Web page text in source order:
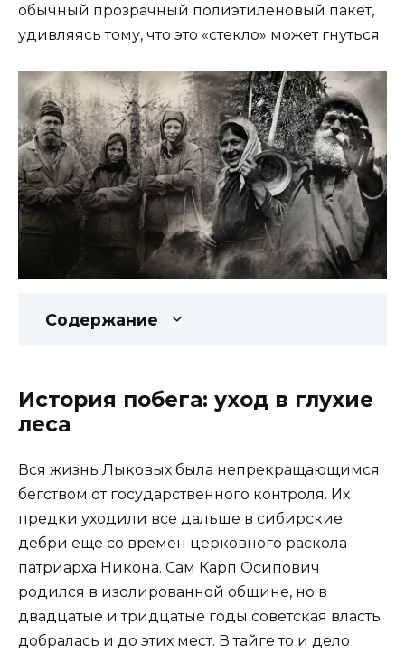
обычный прозрачный полиэтиленовый пакет,
удивляясь тому, что это «стекло» может гнуться.
Содержание
История побега: уход в глухие
леса
Вся жизнь Лыковых была непрекращающимся
бегством от государственного контроля. Их
предки уходили все дальше в сибирские
дебри еще со времен церковного раскола
патриарха Никона. Сам Карп Осипович
родился в изолированной общине, но в
двадцатые и тридцатые годы советская власть
добралась и до этих мест. В тайге то и дело